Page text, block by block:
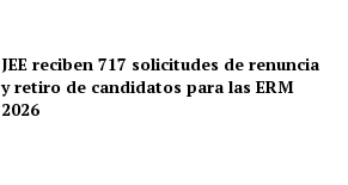
SUSCRIBETE
JEE reciben 717 solicitudes de renuncia
y retiro de candidatos para las ERM
2026